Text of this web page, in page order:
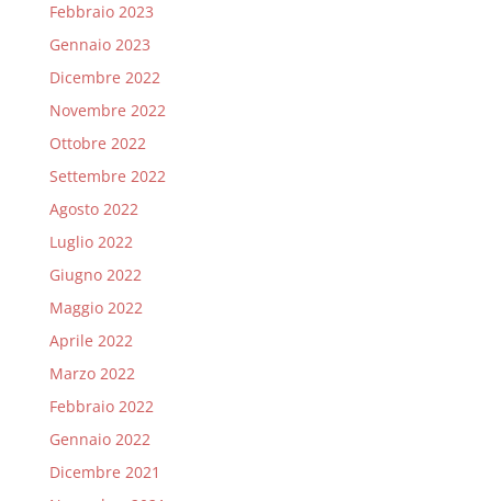
Febbraio 2023
Gennaio 2023
Dicembre 2022
Novembre 2022
Ottobre 2022
Settembre 2022
Agosto 2022
Luglio 2022
Giugno 2022
Maggio 2022
Aprile 2022
Marzo 2022
Febbraio 2022
Gennaio 2022
Dicembre 2021